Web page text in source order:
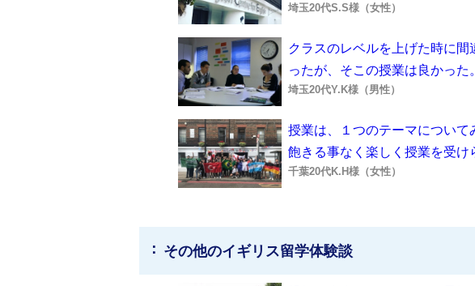
埼玉20代S.S様（女性）
クラスのレベルを上げた時に
ったが、そこの授業は良かった。
埼玉20代Y.K様（男性）
授業は、１つのテーマについて
飽きる事なく楽しく授業を受け
千葉20代K.H様（女性）
その他のイギリス留学体験談